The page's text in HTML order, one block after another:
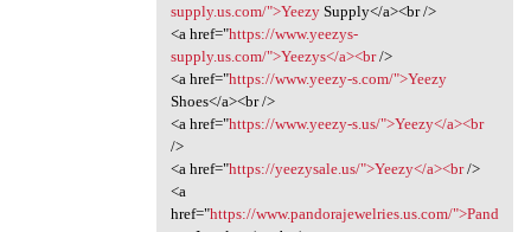
supply.us.com/">YeezySupply</a><br />
<a href="https://www.yeezys-
supply.us.com/">Yeezys</a><br/>
<a href="https://www.yeezy-s.com/">Yeezy
Shoes</a><br />
<a href="https://www.yeezy-s.us/">Yeezy</a><br
/>
<a href="https://yeezysale.us/">Yeezy</a><br/>
<a
href="https://www.pandorajewelries.us.com/">Pand